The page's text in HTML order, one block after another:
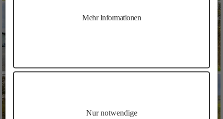
Mehr Informationen
Nur notwendige